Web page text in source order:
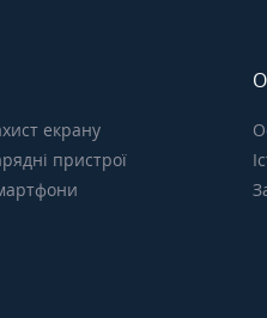
екрану
пристрої